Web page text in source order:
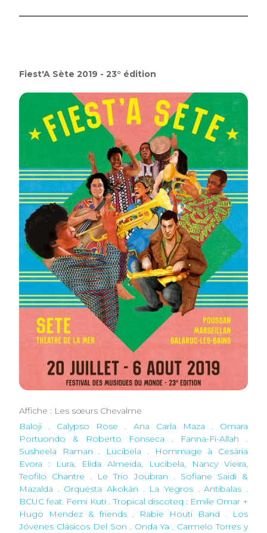
Fiest'A Sète 2019 - 23° édition
Affiche : Les sœurs Chevalme
Baloji . Calypso Rose . Ana Carla Maza . Omara
Portuondo & Roberto Fonseca .
Fanna-Fi-Allah .
Susheela Raman .
Lucibela . Hommage à Cesária
Evora : Lura, Elida Almeida, Lucibela, Nancy Vieira,
Teofilo Chantre . Le Trio Joubran . Sofiane Saidi &
Mazalda . Orquesta Akokán . La Yegros .Antibalas .
BCUC feat. Femi Kuti .Tropical discoteq : Emile Omar +
Hugo Mendez & friends .
Rabie Houti Band . Los
Jóvenes Clásicos Del Son . Onda Ya . Carmelo Torres y